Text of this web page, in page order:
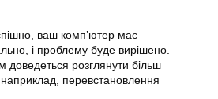
ваш комп’ютер має
і проблему буде вирішено.
розглянути більш
перевстановлення